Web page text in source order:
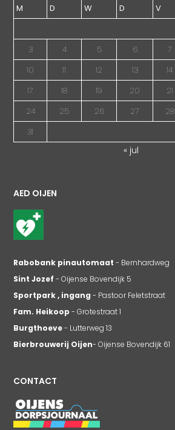
M
D W D V
3
4 5 6 7
10
11 12 13 14
17
18 19 20 21
24
25 26 27 28
31
« jul
AED OIJEN
Rabobank pinautomaat - Bernhardweg
Sint Jozef - Oijense Bovendijk 5
Sportpark , ingang - Pastoor Feletstraat
Fam. Heikoop - Grotestraat 1
Burgthoeve- Lutterweg 13
Bierbrouwerij Oijen- Oijense Bovendijk 61
CONTACT